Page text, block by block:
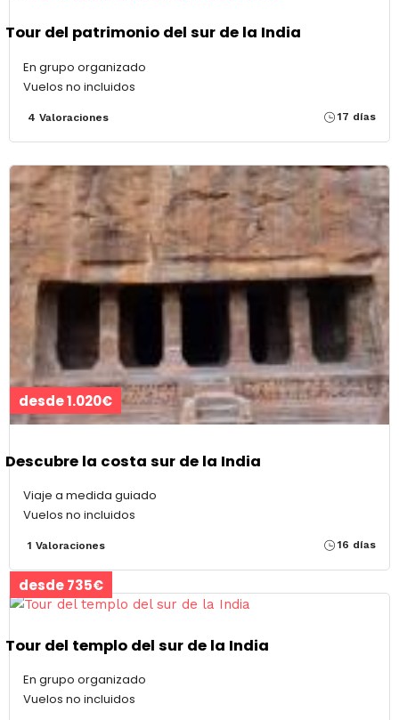
Tour del patrimonio del sur de la India
En grupo organizado
Vuelos no incluidos
4 Valoraciones 17 días
desde 1.020€
Descubre la costa sur de la India
Viaje a medida guiado
Vuelos no incluidos
1 Valoraciones 16 días
desde 735€
Tour del templo del sur de la India
En grupo organizado
Vuelos no incluidos